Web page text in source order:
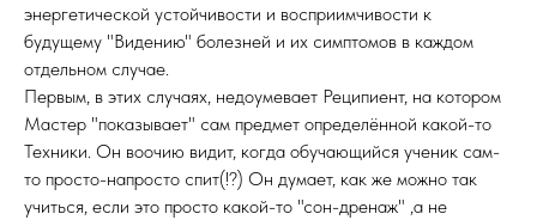
энергетической устойчивости и восприимчивости к
будущему "Видению" болезней и их симптомов в каждом
отдельном случае.
Первым, в этих случаях, недоумевает Реципиент, на котором
Мастер "показывает" сам предмет определённой какой-то
Техники. Он воочию видит, когда обучающийся ученик сам-
то просто-напросто спит(!?) Он думает, как же можно так
учиться, если это просто какой-то "сон-дренаж" ,а не